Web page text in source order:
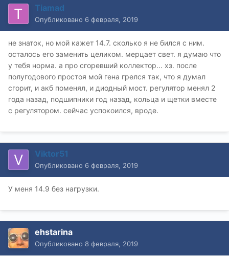
Tiamad
Опубликовано 6 февраля, 2019
не знаток, но мой кажет 14.7. сколько я не бился с ним.
осталось его заменить целиком. мерцает свет. я думаю что
у тебя норма. а про сгоревший коллектор... хз. после
полугодового простоя мой гена грелся так, что я думал
сгорит, и акб поменял, и диодный мост. регулятор менял 2
года назад, подшипники год назад, кольца и щетки вместе
с регулятором. сейчас успокоился, вроде.
Viktor51
Опубликовано 6 февраля, 2019
У меня 14.9 без нагрузки.
ehstarina
Опубликовано 8 февраля, 2019